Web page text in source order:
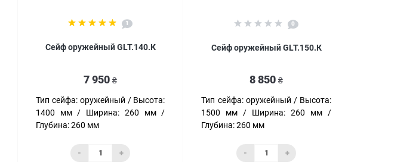
1
Сейф оружейный GLT.140.К
7 950₴
Тип сейфа: оружейный
Высота:
1400 мм
Ширина: 260 мм
Глубина:260 мм
- +
0
Сейф оружейный GLT.150.К
8 850₴
Тип сейфа: оружейный
Высота:
1500 мм
Ширина: 260 мм
Глубина: 260 мм
- +